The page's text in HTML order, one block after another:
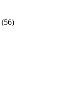
(56)